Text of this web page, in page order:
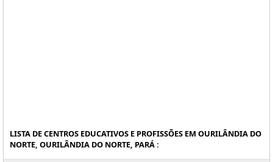
LISTA DE CENTROS EDUCATIVOS E PROFISSÕES EM OURILÂNDIA DO
NORTE, OURILÂNDIA DO NORTE, PARÁ :